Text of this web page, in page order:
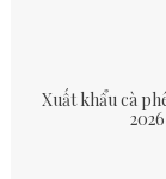
Xuất khẩu cà